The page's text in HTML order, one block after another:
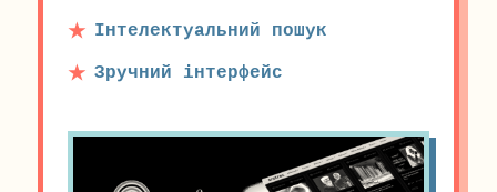
Інтелектуальний пошук
Зручний інтерфейс